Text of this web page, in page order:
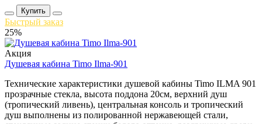
Купить
Быстрый заказ
25%
Акция
Душевая кабина Timo Ilma-901
Технические характеристики душевой кабины Timo ILMA 901
прозрачные стекла, высота поддона 20см, верхний душ
(тропический ливень), центральная консоль и тропический
душ выполнены из полированной нержавеющей стали,